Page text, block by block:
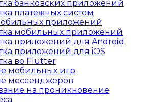
банковских приложений
платежных систем
приложений
мобильных приложений
приложений для Android
приложений для iOS
во Flutter
мобильных игр
мессенджеров
на проникновение